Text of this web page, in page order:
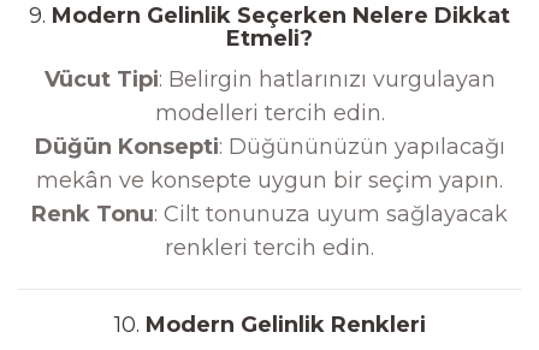
9. Modern Gelinlik Seçerken Nelere Dikkat
Etmeli?
Vücut Tipi: Belirgin hatlarınızı vurgulayan
modelleri tercih edin.
Düğün Konsepti: Düğününüzün yapılacağı
mekân ve konsepte uygun bir seçim yapın.
Renk Tonu: Cilt tonunuza uyum sağlayacak
renkleri tercih edin.
10. Modern Gelinlik Renkleri